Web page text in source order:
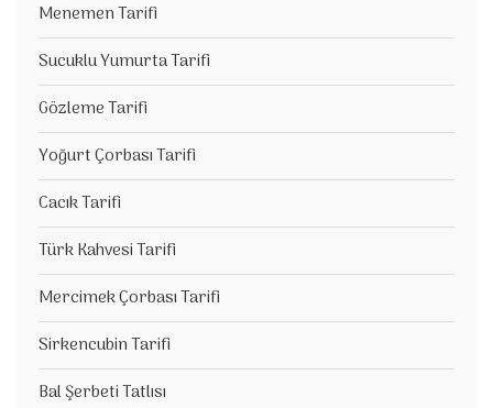
Menemen Tarifi
Sucuklu Yumurta Tarifi
Gözleme Tarifi
Yoğurt Çorbası Tarifi
Cacık Tarifi
Türk Kahvesi Tarifi
Mercimek Çorbası Tarifi
Sirkencubin Tarifi
Bal Şerbeti Tatlısı